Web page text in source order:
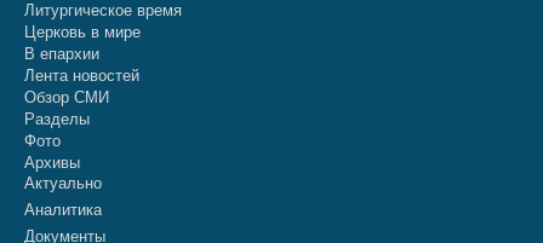
Литургическое время
Церковь в мире
В епархии
Лента новостей
Обзор СМИ
Разделы
Фото
Архивы
Актуально
Аналитика
Документы